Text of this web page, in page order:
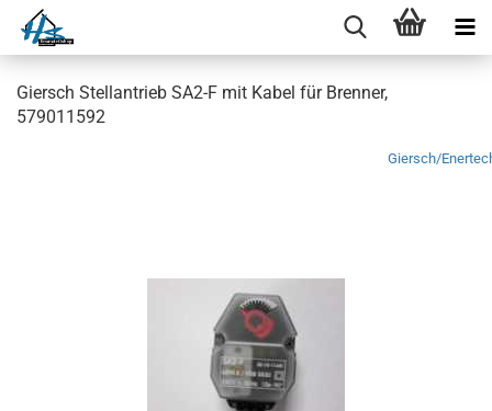
Giersch Stellantrieb SA2-F mit Kabel für Brenner,
579011592
Giersch/